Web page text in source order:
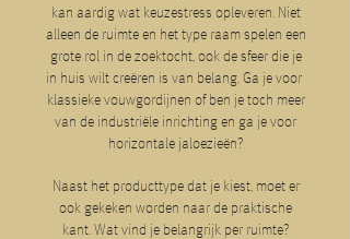
kan aardig wat keuzestress opleveren. Niet
alleen de ruimte en het type raam spelen een
grote rol in de zoektocht, ook de sfeer die je
in huis wilt creëren is van belang. Ga je voor
klassieke vouwgordijnen of ben je toch meer
van de industriële inrichting en ga je voor
horizontale jaloezieën?
Naast het producttype dat je kiest, moet er
ook gekeken worden naar de praktische
kant. Wat vind je belangrijk per ruimte?